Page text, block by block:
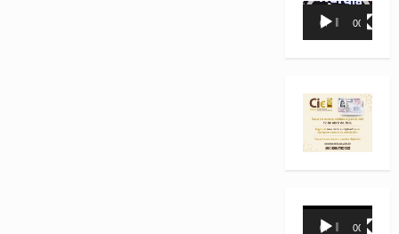
Reproductor
00:00 00:35
Reproductor
00:00 00:31